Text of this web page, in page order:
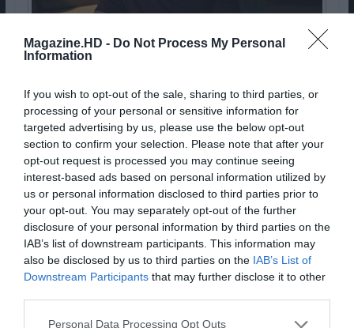
Magazine.HD - Do Not Process My Personal
Information
If you wish to opt-out of the sale, sharing to third parties, or
processing of your personal or sensitive information for
targeted advertising by us, please use the below opt-out
section to confirm your selection. Please note that after your
opt-out request is processed you may continue seeing
interest-based ads based on personal information utilized by
us or personal information disclosed to third parties prior to
your opt-out. You may separately opt-out of the further
disclosure of your personal information by third parties on the
IAB’s list of downstream participants. This information may
also be disclosed by us to third parties on the IAB’s List of
Downstream Participants that may further disclose it to other
Personal Data Processing Opt Outs
Uma das novidades mais intrigantes do ano,
“Homecoming” foi a série de longos planos que
nos fez duvidar do ananás que temos à mesa,
teorizar sobre o posicionamento de um garfo ou
deslumbrar perante a desorganização da
meticulosa Heidi, abraçada e apoiada sobre os
seus pertences no escritório.
Pub